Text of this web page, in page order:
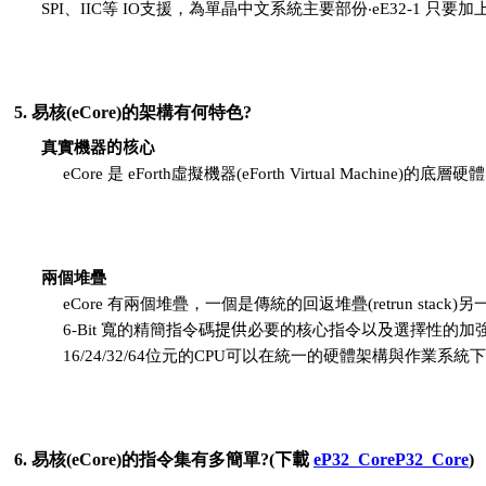
SPI、IIC等 IO支援，為單晶中文系統主要部份‧eE32-1 只要
5. 易核(eCore)的架構有何特色?
真實機器的核心
eCore 是 eForth虛擬機器(eForth Virtual Machine)的底層硬
兩個堆疊
eCore 有兩個堆疊，一個是傳統的回返堆疊(retrun stack)另
6-Bit 寬的精簡指令碼提供必要的核心指令以及選擇性的加
16/24/32/64位元的CPU可以在統一的硬體架構與作業系統
6. 易核(eCore)的指令集有多簡單?(下載 eP32_CoreP32_Core)